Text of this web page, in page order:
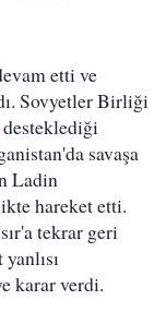
etti ve
Sovyetler Birliği
savaşa
Ladin
hareket etti.
tekrar geri
karar verdi.